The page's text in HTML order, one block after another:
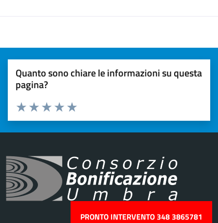
Quanto sono chiare le informazioni su questa
pagina?
Valuta 5 stelle su 5
Valuta 4 stelle su 5
Valuta 3 stelle su 5
Valuta 2 stelle su 5
Valuta 1 stelle su 5
PRONTO INTERVENTO 348 3865781